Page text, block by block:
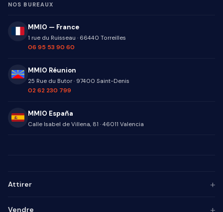
NOS BUREAUX
MMIO — France
1 rue du Ruisseau · 66440 Torreilles
06 95 53 90 60
MMIO Réunion
25 Rue du Butor· 97400 Saint-Denis
02 62 230 799
MMIO España
Calle Isabel de Villena, 81 · 46011 Valencia
Attirer +
Vendre +